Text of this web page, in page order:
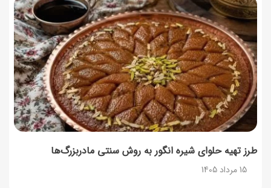
طرز تهیه حلوای شیره انگور به روش سنتی مادربزرگ‌ها
15 مرداد 1405
توصیه‌های مهم برای دفع انواع حشرات در خانه
14 مرداد 1405
طرز تهیه آلبالو شور خانگی؛ خوش‌رنگ و بدون کپک
14 مرداد 1405
طرز تهیه پنکیک با شیره انگور؛ صبحانه‌ای سالم و انرژی‌بخش
14 مرداد 1405